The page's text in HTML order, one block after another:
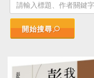
開始搜尋